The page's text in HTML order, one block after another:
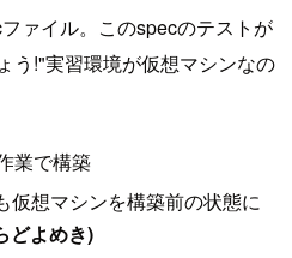
ァイル。このspecのテストが
う!"実習環境が仮想マシンなの
業で構築
仮想マシンを構築前の状態に
どよめき)